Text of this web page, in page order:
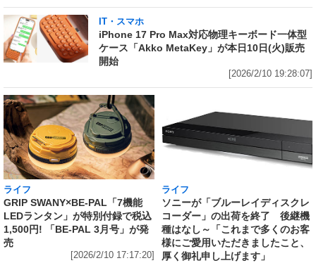
IT・スマホ
iPhone 17 Pro Max対応物理キーボード一体型
ケース「Akko MetaKey」が本日10日(火)販売
開始
[2026/2/10 19:28:07]
ライフ
GRIP SWANY×BE-PAL「7機能
LEDランタン」が特別付録で税込
1,500円! 「BE-PAL 3月号」が発
売
[2026/2/10 17:17:20]
ライフ
ソニーが「ブルーレイディスクレ
コーダー」の出荷を終了 後継機
種はなし～「これまで多くのお客
様にご愛用いただきましたこと、
厚く御礼申し上げます」